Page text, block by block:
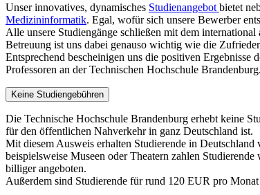
Unser innovatives, dynamisches Studienangebot bietet
Medizininformatik. Egal, wofür sich unsere Bewerber
Alle unsere Studiengänge schließen mit dem
Betreuung ist uns dabei genauso wichtig wie die
Entsprechend bescheinigen uns die positiven Ergebnisse
Professoren an der Technischen Hochschule Brandenburg.
Keine Studiengebühren
Die Technische Hochschule Brandenburg erhebt keine
für den öffentlichen Nahverkehr in ganz Deutschland ist.
Mit diesem Ausweis erhalten Studierende in
beispielsweise Museen oder Theatern zahlen
billiger angeboten.
Außerdem sind Studierende für rund 120 EUR pro